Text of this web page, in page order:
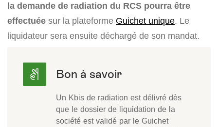
la demande de radiation du RCS pourra être
effectuée sur la plateforme Guichet unique. Le
liquidateur sera ensuite déchargé de son mandat.
Un Kbis de radiation est délivré dès
que le dossier de liquidation de la
société est validé par le Guichet